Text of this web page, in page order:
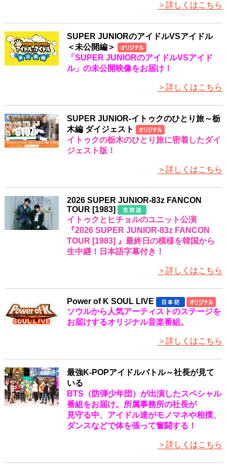
＞詳しくはこちら
SUPER JUNIORのアイドルVSアイドル
＜未公開編＞
「SUPER JUNIORのアイドルVSアイド
ル」の未公開映像をお届け！
＞詳しくはこちら
SUPER JUNIOR-イトゥクのひとり旅～栃
木編 ダイジェスト
イトゥクの栃木のひとり旅に密着したダイ
ジェスト版！
＞詳しくはこちら
2026 SUPER JUNIOR-83z FANCON
TOUR [1983]
イトゥクとヒチョルのユニット公演
『2026 SUPER JUNIOR-83z FANCON
TOUR [1983] 』最終日の模様を韓国から
生中継！日本語字幕付き！
＞詳しくはこちら
Power of K SOUL LIVE
ソウルから人気アーティストのステージを
お届けするオリジナル音楽番組。
＞詳しくはこちら
最強K-POPアイドルバトル～社長が見て
いる
BTS（防弾少年団）が出演したスペシャル
番組をお届け。所属事務所の社長が
見守る中、アイドル達がモノマネや相撲、
ダンスなどで体を張って奮闘する！
＞詳しくはこちら